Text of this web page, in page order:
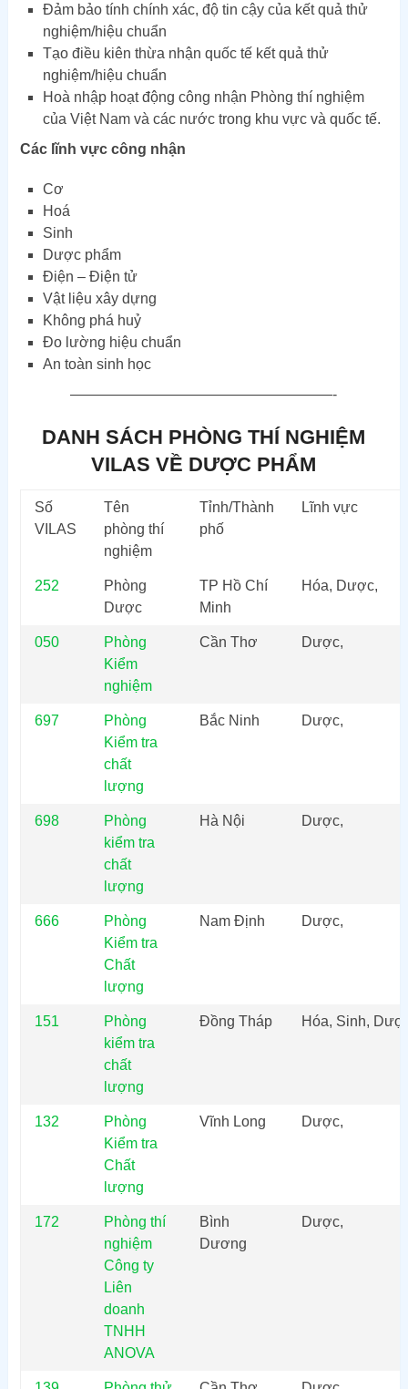
Đảm bảo tính chính xác, độ tin cậy của kết quả thử
nghiệm/hiệu chuẩn
Tạo điều kiên thừa nhận quốc tế kết quả thử
nghiệm/hiệu chuẩn
Hoà nhập hoạt động công nhận Phòng thí nghiệm
của Việt Nam và các nước trong khu vực và quốc tế.
Các lĩnh vực công nhận
Cơ
Hoá
Sinh
Dược phẩm
Điện – Điện tử
Vật liệu xây dựng
Không phá huỷ
Đo lường hiệu chuẩn
An toàn sinh học
——————————————————-
DANH SÁCH PHÒNG THÍ NGHIỆM
VILAS VỀ DƯỢC PHẨM
Số
VILAS
Tên
phòng thí
nghiệm
Tỉnh/Thành
phố
Lĩnh vực
252
Phòng
Dược
TP Hồ Chí
Minh
Hóa, Dược,
050
Phòng
Kiểm
nghiệm
Cần Thơ Dược,
697
Phòng
Kiểm tra
chất
lượng
Bắc Ninh Dược,
698
Phòng
kiểm tra
chất
lượng
Hà Nội Dược,
666
Phòng
Kiểm tra
Chất
lượng
Nam Định Dược,
151
Phòng
kiểm tra
chất
lượng
Đồng Tháp Hóa, Sinh,
132
Phòng
Kiểm tra
Chất
lượng
Vĩnh Long Dược,
172
Phòng thí
nghiệm
Công ty
Liên
doanh
TNHH
ANOVA
Bình
Dương
Dược,